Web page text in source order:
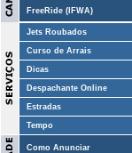
FreeRide (IFWA)
Jets Roubados
Curso de Arrais
Dicas
Despachante Online
Estradas
Tempo
Como Anunciar